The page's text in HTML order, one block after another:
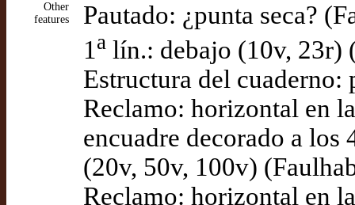
Other
features
Pautado: ¿punta seca?
1 a lín.: debajo (10v, 23r)
Estructura del cuaderno:
Reclamo: horizontal en
encuadre decorado a los
(20v, 50v, 100v)
Reclamo: horizontal en